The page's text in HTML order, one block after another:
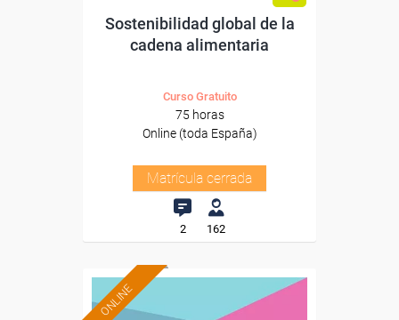
Sostenibilidad global de la
cadena alimentaria
Curso Gratuito
75 horas
Online (toda España)
Matrícula cerrada
2 162
ONLINE